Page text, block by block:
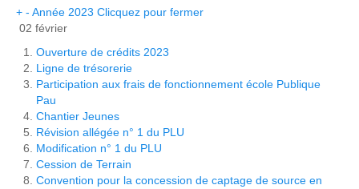
+ - Année 2023 Clicquez pour fermer
02 février
Ouverture de crédits 2023
Ligne de trésorerie
Participation aux frais de fonctionnement école Publique
Pau
Chantier Jeunes
Révision allégée n° 1 du PLU
Modification n° 1 du PLU
Cession de Terrain
Convention pour la concession de captage de source en